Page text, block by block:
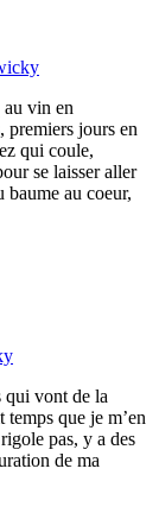
au vin en
jours en
qui coule,
se laisser aller
baume au coeur,
qui vont de la
que je m’en
pas, y a des
de ma